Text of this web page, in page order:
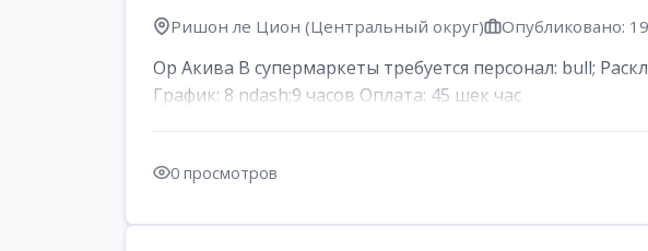
Ришон ле Цион (Центральный округ) Опубликовано:
Ор Акива В супермаркеты требуется персонал: bull;
График: 8 ndash;9 часов Оплата: 45 шек час
0 просмотров